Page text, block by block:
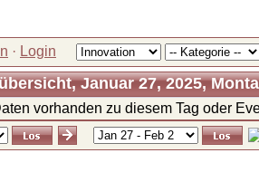
· Login
Januar 27, 2025,
vorhanden zu diesem Tag oder